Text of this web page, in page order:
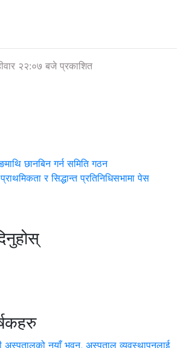
२२:०७ बजे प्रकाशित
छानबिन गर्न समिति गठन
र सिद्धान्त प्रतिनिधिसभामा पेस